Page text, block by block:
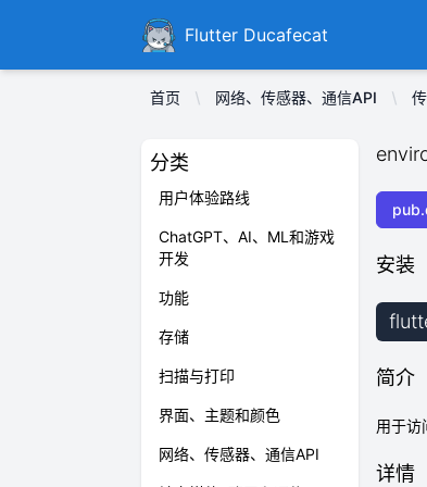
DucafecatFlutter Ducafecat
首页 网络、传感器、通信API
分类
用户体验路线
ChatGPT、AI、ML和游戏
开发
功能
存储
扫描与打印
界面、主题和颜色
网络、传感器、通信API
安装
简介
用于访
详情